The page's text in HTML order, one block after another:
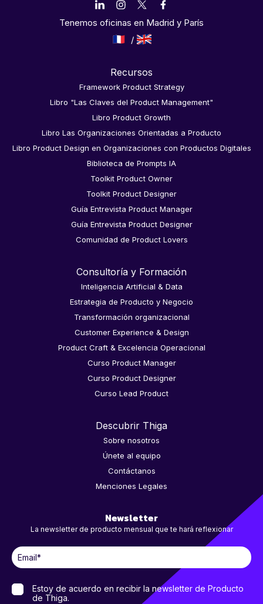
Tenemos oficinas en Madrid y París
Recursos
Framework Product Strategy
Libro "Las Claves del Product Management"
Libro Product Growth
Libro Las Organizaciones Orientadas a Producto
Libro Product Design en Organizaciones con Productos Digitales
Biblioteca de Prompts IA
Toolkit Product Owner
Toolkit Product Designer
Guía Entrevista Product Manager
Guía Entrevista Product Designer
Comunidad de Product Lovers
Consultoría y Formación
Inteligencia Artificial & Data
Estrategia de Producto y Negocio
Transformación organizacional
Customer Experience & Design
Product Craft & Excelencia Operacional
Curso Product Manager
Curso Product Designer
Curso Lead Product
Descubrir Thiga
Sobre nosotros
Únete al equipo
Contáctanos
Menciones Legales
Newsletter
La newsletter de producto mensual que te hará reflexionar
Estoy de acuerdo en recibir la newsletter de Producto
de Thiga.